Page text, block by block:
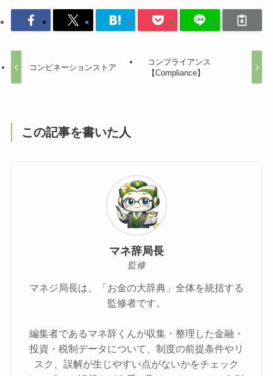
コンビネーションストア
コンプライアンス
【Compliance】
この記事を書いた人
マネ辞局長
監修
マネジ局長は、「お金の大辞典」全体を統括する
監修者です。
編集者であるマネ辞くんが収集・整理した金融・
投資・税制データについて、制度の前提条件やリ
スク、誤解が生じやすい点がないかをチェック